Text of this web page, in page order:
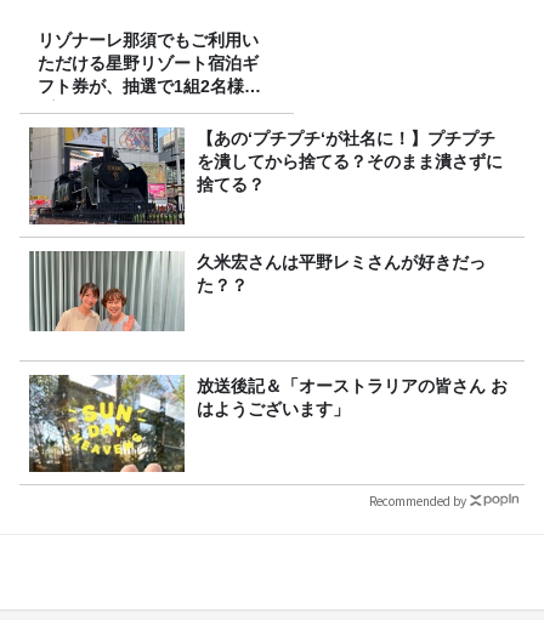
リゾナーレ那須でもご利用い
ただける星野リゾート宿泊ギ
フト券が、抽選で1組2名様に
プレゼント！
【あの‘プチプチ‘が社名に！】プチプチ
を潰してから捨てる？そのまま潰さずに
捨てる？
久米宏さんは平野レミさんが好きだっ
た？？
放送後記＆「オーストラリアの皆さん お
はようございます」
Recommended by